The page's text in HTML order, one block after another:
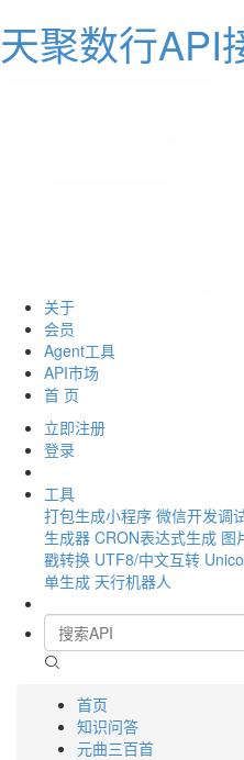
天聚数行API
关于
会员
Agent工具
API市场
首 页
立即注册
登录
工具
打包生成小程序 微信开发调
生成器 CRON表达式生成 图
戳转换 UTF8/中文互转
单生成 天行机器人
首页
知识问答
元曲三百首